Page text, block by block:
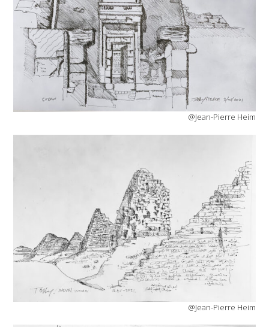
@Jean-Pierre Heim
@Jean-Pierre Heim